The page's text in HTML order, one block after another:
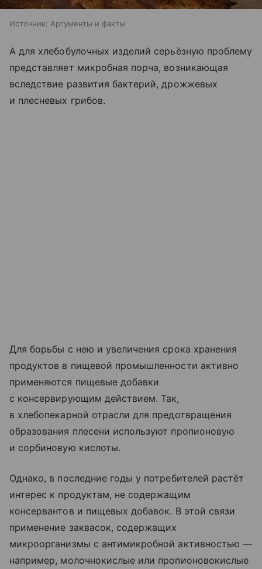
Источник: Аргументы и факты
А для хлебобулочных изделий серьёзную проблему
представляет микробная порча, возникающая
вследствие развития бактерий, дрожжевых
и плесневых грибов.
Для борьбы с нею и увеличения срока хранения
продуктов в пищевой промышленности активно
применяются пищевые добавки
с консервирующим действием. Так,
в хлебопекарной отрасли для предотвращения
образования плесени используют пропионовую
и сорбиновую кислоты.
Однако, в последние годы у потребителей растёт
интерес к продуктам, не содержащим
консервантов и пищевых добавок. В этой связи
применение заквасок, содержащих
микроорганизмы с антимикробной активностью —
например, молочнокислые или пропионовокислые